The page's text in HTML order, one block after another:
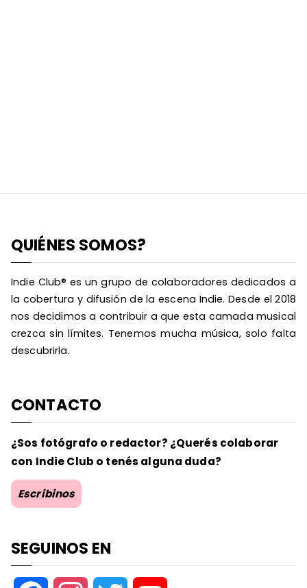
QUIÉNES SOMOS?
Indie Club® es un grupo de colaboradores dedicados a
la cobertura y difusión de la escena Indie. Desde el 2018
nos decidimos a contribuir a que esta camada musical
crezca sin límites. Tenemos mucha música, solo falta
descubrirla.
CONTACTO
¿Sos fotógrafo o redactor? ¿Querés colaborar
con Indie Club o tenés alguna duda?
Escribinos
SEGUINOS EN